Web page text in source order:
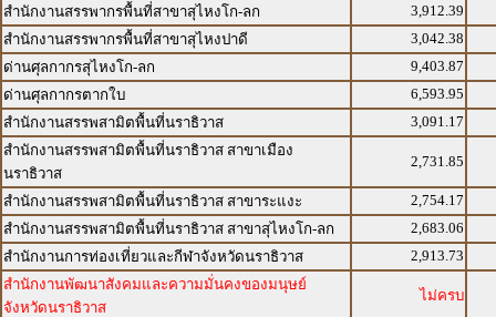
สำนักงานสรรพากรพื้นที่สาขาสุไหงโก-ลก
3,912.39
สำนักงานสรรพากรพื้นที่สาขาสุไหงปาดี
3,042.38
ด่านศุลกากรสุไหงโก-ลก
9,403.87
ด่านศุลกากรตากใบ
6,593.95
สำนักงานสรรพสามิตพื้นที่นราธิวาส
3,091.17
สำนักงานสรรพสามิตพื้นที่นราธิวาส สาขาเมือง
นราธิวาส
2,731.85
สำนักงานสรรพสามิตพื้นที่นราธิวาส สาขาระแงะ
2,754.17
สำนักงานสรรพสามิตพื้นที่นราธิวาส สาขาสุไหงโก-ลก
2,683.06
สำนักงานการท่องเที่ยวและกีฬาจังหวัดนราธิวาส
2,913.73
สำนักงานพัฒนาสังคมและความมั่นคงของมนุษย์
จังหวัดนราธิวาส
ไม่ครบ